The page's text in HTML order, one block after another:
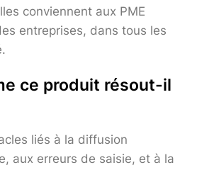
conviennent aux PME
entreprises, dans tous les
ce produit résout-il
liés à la diffusion
aux erreurs de saisie, et à la